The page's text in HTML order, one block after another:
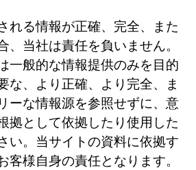
れる情報が正確、完全、また
、当社は責任を負いません。
一般的な情報提供のみを目的
な、より正確、より完全、ま
ーな情報源を参照せずに、意
拠として依拠したり使用した
い。当サイトの資料に依拠す
客様自身の責任となります。